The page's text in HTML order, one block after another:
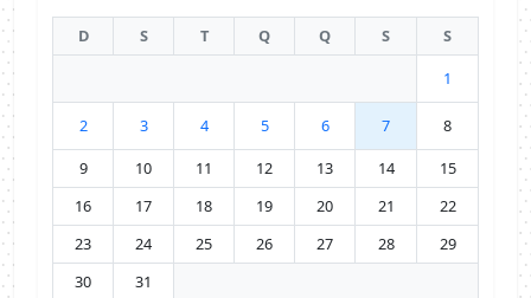
D S T Q Q S
S
1
2 3 4 5 6 7
8
9
10 11 12 13 14
15
16
17 18 19 20 21
22
23
24 25 26 27 28
29
30
31